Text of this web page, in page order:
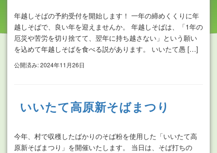
年越しそばの予約受付を開始します！ 一年の締めくくりに年
越しそばで、良い年を迎えませんか。 年越しそばは、「1年の
厄災や苦労を切り捨てて、翌年に持ち越さない」という願い
を込めて年越しそばを食べる説があります。 いいたて愚 […]
公開済み: 2024年11月26日
いいたて高原新そばまつり
今年、村で収穫したばかりのそば粉を使用した「いいたて高
原新そばまつり」を開催いたします。 当日は、そば打ちの